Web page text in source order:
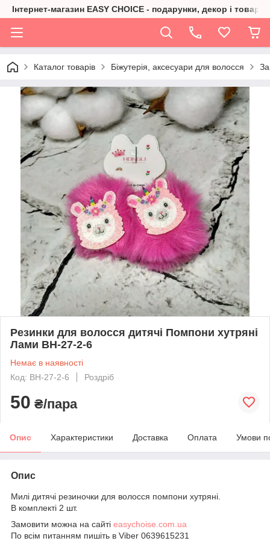
Інтернет-магазин EASY CHOICE - подарунки, декор і товари
Каталог товарів Біжутерія, аксесуари для волосся
Резинки для волосся дитячі Помпони хутряні
Лами BH-27-2-6
Немає в наявності
Код: BH-27-2-6
Роздріб
50 ₴/пара
Опис Характеристики Доставка Оплата Умови
Опис
Милі дитячі резиночки для волосся помпони хутряні.
В комплекті 2 шт.
Замовити можна на сайті easychoise.сom.ua
По всім питанням пишіть в Viber 0639615231